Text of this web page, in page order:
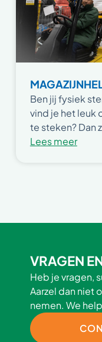
Ben jij fysiek
vind je het leuk
te steken? Dan
Lees meer
VRAGEN
Heb je vragen,
Aarzel dan niet
nemen. We